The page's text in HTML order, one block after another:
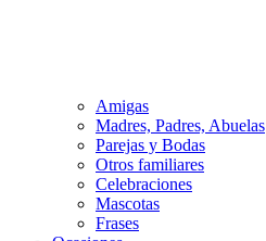
Amigas
Madres, Padres, Abuelas
Parejas y Bodas
Otros familiares
Celebraciones
Mascotas
Frases